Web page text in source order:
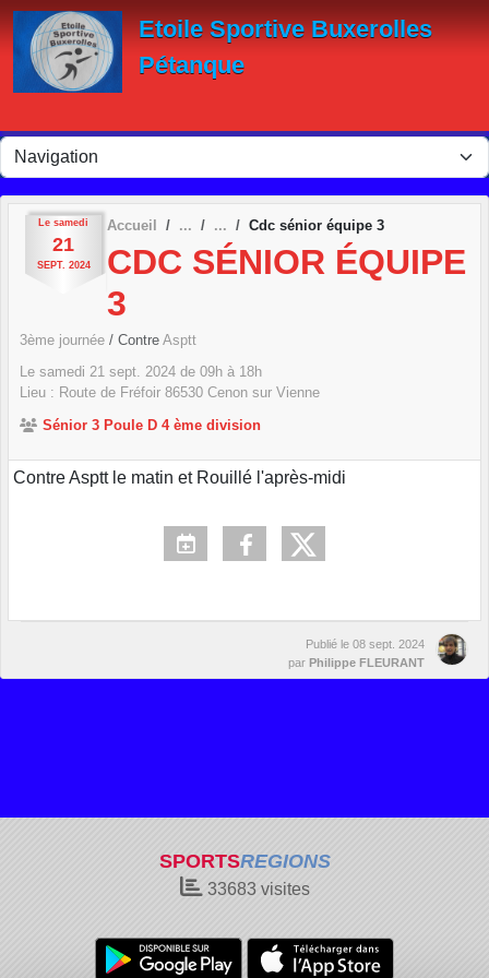
Etoile Sportive Buxerolles
Pétanque
Le samedi
21
SEPT. 2024
Accueil Cdc sénior équipe 3
CDC SÉNIOR ÉQUIPE
3
3ème journée / Contre Asptt
Le samedi 21 sept. 2024 de 09h à 18h
Lieu : Route de Fréfoir 86530 Cenon sur Vienne
Sénior 3 Poule D 4 ème division
Contre Asptt le matin et Rouillé l'après-midi
Publié le 08 sept. 2024
par Philippe FLEURANT
SPORTSREGIONS
33683visites
Panneau de gestion des cookies